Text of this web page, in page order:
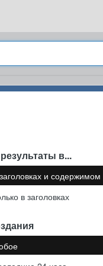
в...
и содержимом
в заголовках